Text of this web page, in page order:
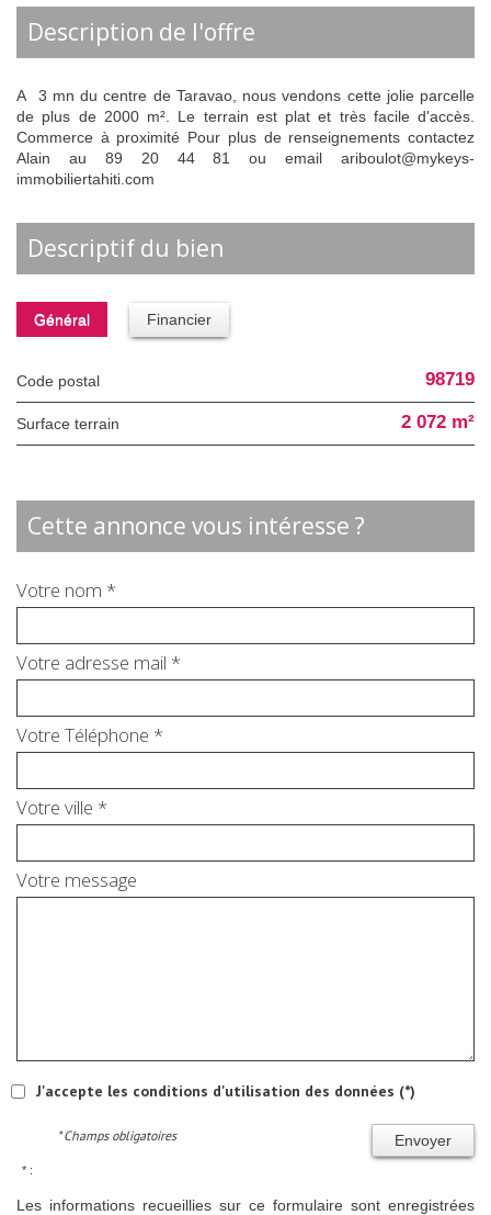
description de l'offre
A 3 mn du centre de Taravao, nous vendons cette jolie parcelle
de plus de 2000 m². Le terrain est plat et très facile d'accès.
Commerce à proximité Pour plus de renseignements contactez
Alain au 89 20 44 81 ou email ariboulot@mykeys-
immobiliertahiti.com
descriptif du bien
Général Financier
Code postal 98719
surface terrain 2 072 m²
cette annonce vous intéresse ?
Votre nom *
Votre adresse mail *
Votre Téléphone *
Votre ville *
Votre message
J'accepte les conditions d'utilisation des données (*)
Envoyer
* Champs obligatoires
* :
Les informations recueillies sur ce formulaire sont enregistrées